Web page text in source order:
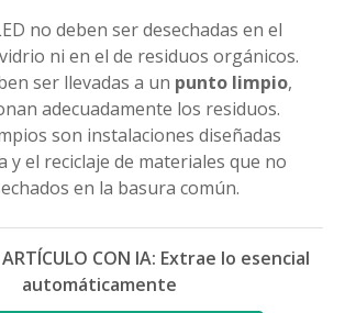
no deben ser desechadas en el
ni en el de residuos orgánicos.
ser llevadas a un punto limpio,
adecuadamente los residuos.
son instalaciones diseñadas
y el reciclaje de materiales que no
en la basura común.
ARTÍCULO CON IA: Extrae lo esencial
automáticamente